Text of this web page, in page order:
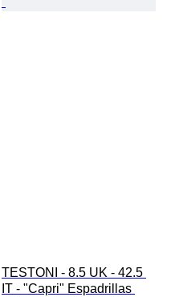
TESTONI - 8.5 UK - 42.5
IT - "Capri" Espadrillas